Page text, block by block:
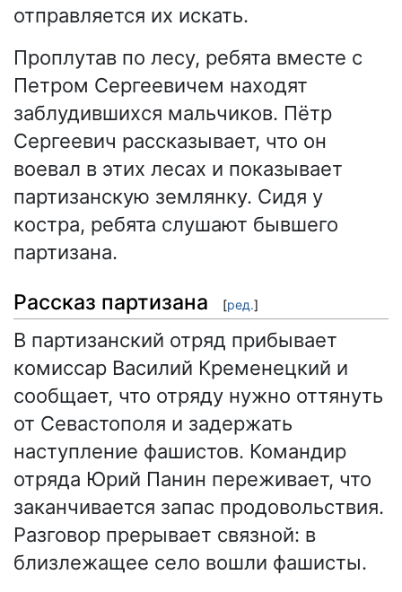
отправляется их искать.
Проплутав по лесу, ребята вместе с
Петром Сергеевичем находят
заблудившихся мальчиков. Пётр
Сергеевич рассказывает, что он
воевал в этих лесах и показывает
партизанскую землянку. Сидя у
костра, ребята слушают бывшего
партизана.
Рассказ партизана [ред.]
В партизанский отряд прибывает
комиссар Василий Кременецкий и
сообщает, что отряду нужно оттянуть
от Севастополя и задержать
наступление фашистов. Командир
отряда Юрий Панин переживает, что
заканчивается запас продовольствия.
Разговор прерывает связной: в
близлежащее село вошли фашисты.